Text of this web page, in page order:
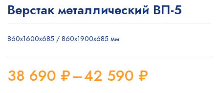
Верстак металлический ВП-5
860х1600х685 / 860х1900х685 мм
38 690 ₽–42 590 ₽